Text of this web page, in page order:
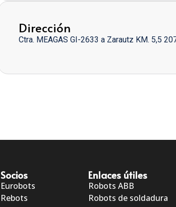
Dirección
Ctra. MEAGAS GI-2633 a Zarautz KM. 5,5
Socios
Eurobots
Rebots
Enlaces útiles
Robots ABB
Robots de soldadura